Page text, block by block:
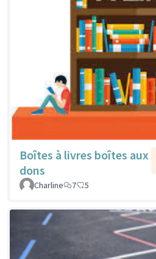
Boîtes à livres boîtes aux
dons
Charline
7 5